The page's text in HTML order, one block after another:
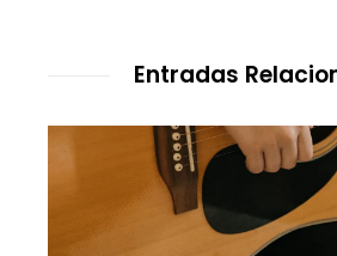
Entradas